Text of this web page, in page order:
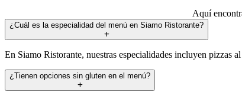
Aquí
¿Cuál es la especialidad del menú en Siamo Ristorante?
En Siamo Ristorante, nuestras especialidades incluyen pizzas
¿Tienen opciones sin gluten en el menú?